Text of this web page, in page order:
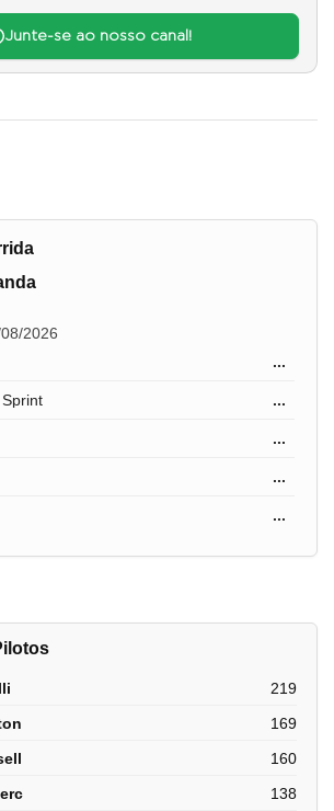
Junte-se ao nosso canal!
2026
...
...
...
...
...
219
169
160
138